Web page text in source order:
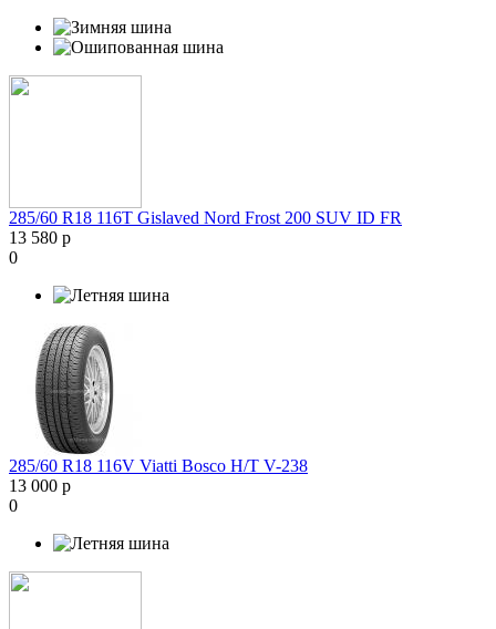
285/60 R18 116T Gislaved Nord Frost 200 SUV ID FR
13 580 р
0
285/60 R18 116V Viatti Bosco H/T V-238
13 000 р
0